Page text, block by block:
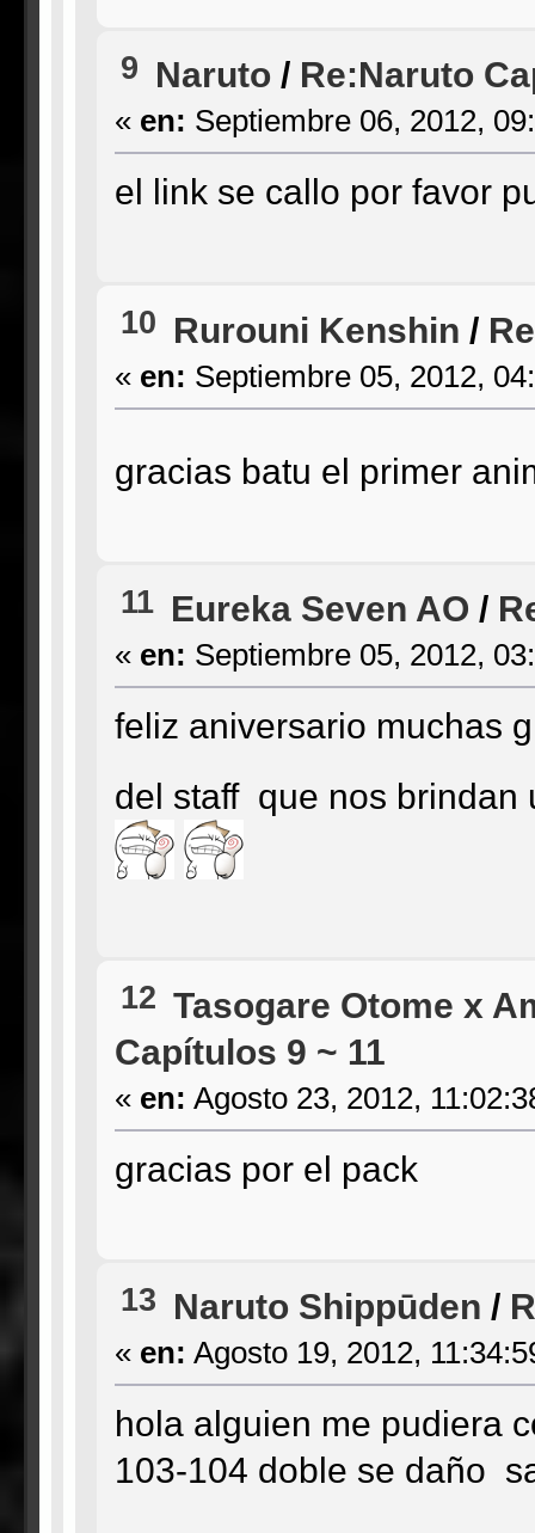
9 Naruto/ Re:Naruto
« en: Septiembre 06, 2012,
el link se callo por favor
10 Rurouni Kenshin /
« en: Septiembre 05, 2012,
gracias batu el primer
11 Eureka Seven AO /
« en: Septiembre 05, 2012,
feliz aniversario muchas
del staff que nos
12 Tasogare Otome x
Capítulos 9 ~ 11
« en: Agosto 23, 2012,
gracias por el pack
13 Naruto Shippūden /
« en: Agosto 19, 2012,
hola alguien me pudiera
103-104 doble se daño